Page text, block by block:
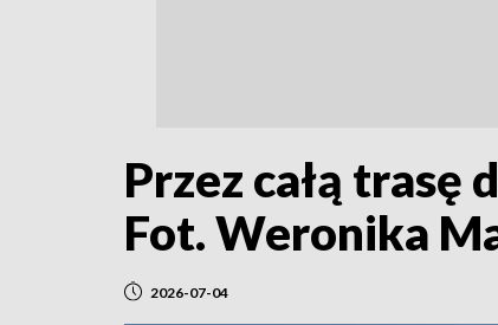
Przez całą
Fot. Weronika
2026-07-04